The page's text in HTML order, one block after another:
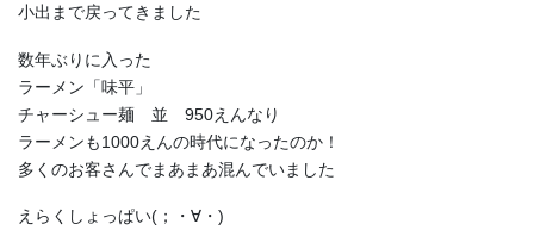
小出まで戻ってきました
数年ぶりに入った
ラーメン「味平」
チャーシュー麺 並 950えんなり
ラーメンも1000えんの時代になったのか！
多くのお客さんでまあまあ混んでいました
えらくしょっぱい(；・∀・)